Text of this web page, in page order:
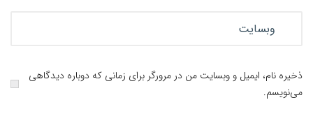
ذخیره نام، ایمیل و وبسایت من در مرورگر برای زمانی که دوباره دیدگاهی
می‌نویسم.